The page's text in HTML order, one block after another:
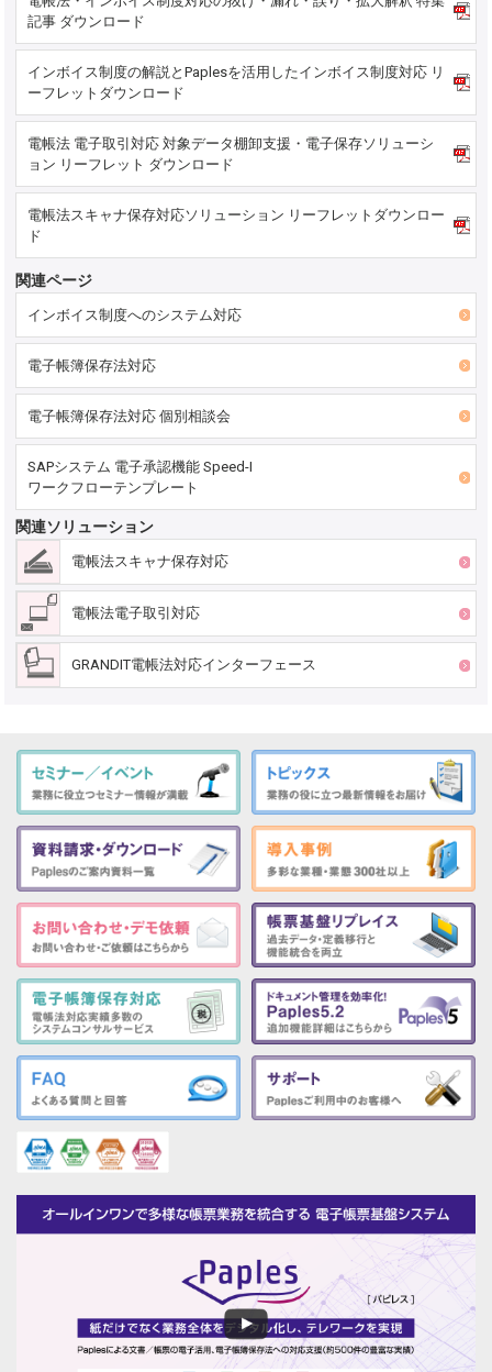
記事 ダウンロード
インボイス制度の解説とPaplesを活用したインボイス制度対応 リ
ーフレットダウンロード
電帳法 電子取引対応 対象データ棚卸支援・電子保存ソリューシ
ョン リーフレット ダウンロード
電帳法スキャナ保存対応ソリューション リーフレットダウンロー
ド
関連ページ
インボイス制度へのシステム対応
電子帳簿保存法対応
電子帳簿保存法対応 個別相談会
SAPシステム 電子承認機能 Speed-I
ワークフローテンプレート
関連ソリューション
電帳法スキャナ保存対応
電帳法電子取引対応
GRANDIT電帳法対応インターフェース